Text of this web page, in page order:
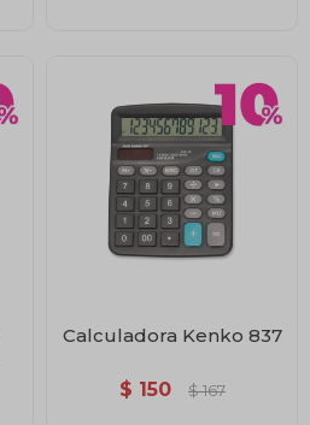
Calculadora Kenko 837
$ 150 $ 167